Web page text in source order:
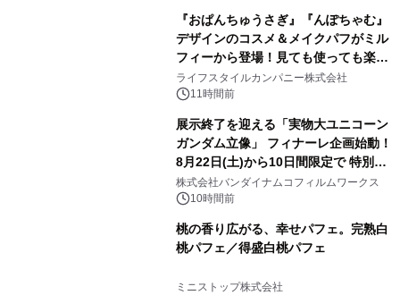
『おぱんちゅうさぎ』『んぽちゃむ』
デザインのコスメ＆メイクパフがミル
フィーから登場！見ても使っても楽し
い、ポップでキュートなコレクショ
ン。
ライフスタイルカンパニー株式会社
11時間前
展示終了を迎える「実物大ユニコーン
ガンダム立像」 フィナーレ企画始動！
8月22日(土)から10日間限定で 特別映
像『UNICORN GUNDAM Statue ―
BEYOND POSSIBILITY ―』を上映！
株式会社バンダイナムコフィルムワークス
10時間前
桃の香り広がる、幸せパフェ。完熟白
桃パフェ／得盛白桃パフェ
ミニストップ株式会社